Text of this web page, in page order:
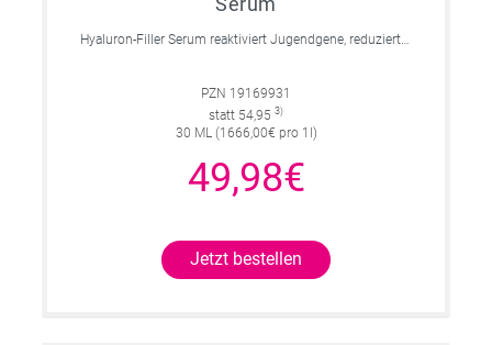
Hyaluron-Filler Serum reaktiviert Jugendgene, reduziert Falten und feine Linien, spendet intensive Feuchtigkeit und strafft die Gesichtskonturen.
PZN 19169931
statt 54,95 3)
30 ML (1666,00€ pro 1l)
49,98€
Jetzt bestellen